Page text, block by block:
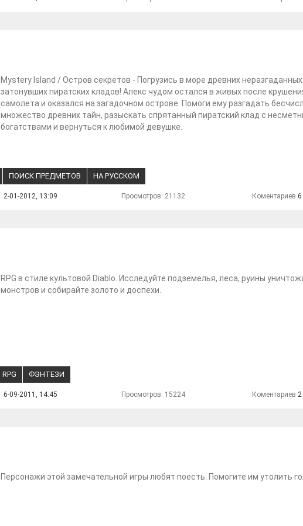
Mystery Island / Остров секретов - Погрузись в море древних
затонувших пиратских кладов! Алекс чудом остался в живых после
самолета и оказался на загадочном острове. Помоги ему разгадать
множество древних тайн, разыскать спрятанный пиратский клад с
богатствами и вернуться к любимой девушке.
ПОИСК ПРЕДМЕТОВ НА РУССКОМ
2-01-2012, 13:09 Просмотров: 21132 Коментариев 6
RPG в стиле культовой Diablo. Исследуйте подземелья, леса, руины
монстров и собирайте золото и доспехи.
RPG ФЭНТЕЗИ
6-09-2011, 14:45 Просмотров: 15224 Коментариев 2
Персонажи этой замечательной игры любят поесть. Помогите им утолить